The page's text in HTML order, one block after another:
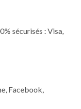
sécurisés : Visa,
Facebook,